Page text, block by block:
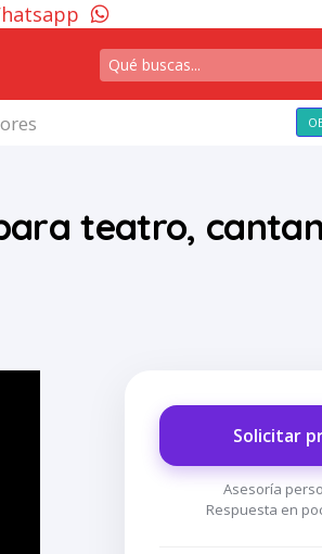
teatro,
Solicitar
Asesoría
Respuesta en